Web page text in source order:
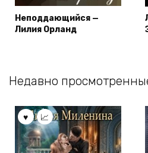
Неподдающийся —
Лилия Орланд
Недавно